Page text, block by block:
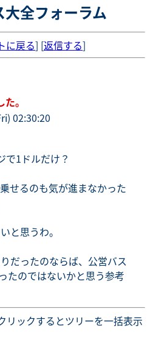
大全フォーラム
に戻る] [返信する]
。
02:30:20
1ドルだけ？
せるのも気が進まなかった
と思うわ。
だったのならば、公営バス
たのではないかと思う参考
リックするとツリーを一括表示